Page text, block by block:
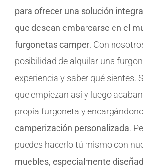
para ofrecer una solución
que desean embarcarse en el
furgonetas camper. Con
posibilidad de alquilar una
experiencia y saber qué sientes.
que empiezan así y luego
propia furgoneta y
camperización personalizada.
puedes hacerlo tú mismo con
muebles, especialmente